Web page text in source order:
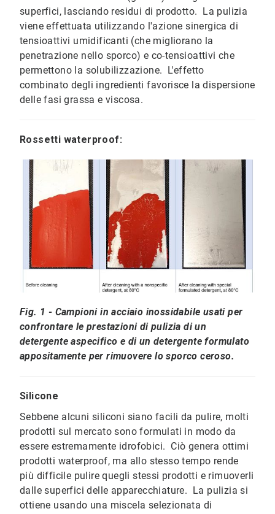
superfici, lasciando residui di prodotto. La pulizia
viene effettuata utilizzando l'azione sinergica di
tensioattivi umidificanti (che migliorano la
penetrazione nello sporco) e co-tensioattivi che
permettono la solubilizzazione. L'effetto
combinato degli ingredienti favorisce la dispersione
delle fasi grassa e viscosa.
Rossetti waterproof:
​​​​​​​Fig. 1 - Campioni in acciaio inossidabile usati per
confrontare le prestazioni di pulizia di un
detergente aspecifico e di un detergente formulato
appositamente per rimuovere lo sporco ceroso.
Silicone
Sebbene alcuni siliconi siano facili da pulire, molti
prodotti sul mercato sono formulati in modo da
essere estremamente idrofobici. Ciò genera ottimi
prodotti waterproof, ma allo stesso tempo rende
più difficile pulire quegli stessi prodotti e rimuoverli
dalle superfici delle apparecchiature. La pulizia si
ottiene usando una miscela selezionata di